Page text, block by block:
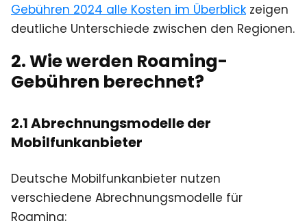
Gebühren 2024 alle Kosten im Überblick zeigen
deutliche Unterschiede zwischen den Regionen.
2. Wie werden Roaming-
Gebühren berechnet?
2.1 Abrechnungsmodelle der
Mobilfunkanbieter
Deutsche Mobilfunkanbieter nutzen
verschiedene Abrechnungsmodelle für
Roaming: